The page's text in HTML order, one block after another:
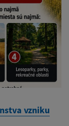
vzniku